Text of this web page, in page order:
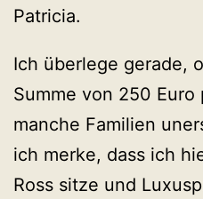
Patricia.
Ich überlege gerade,
Summe von 250 Euro
manche Familien
ich merke, dass ich
Ross sitze und